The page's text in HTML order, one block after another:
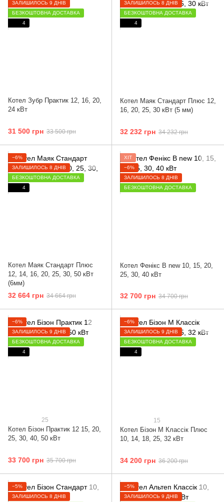
ЗАЛИШИЛОСЬ 9 ДНІВ
БЕЗКОШТОВНА ДОСТАВКА
4
Котел Зубр Практик 12, 16, 20,
24 кВт
31 500 грн 33 500 грн
ЗАЛИШИЛОСЬ 8 ДНІВ
БЕЗКОШТОВНА ДОСТАВКА
4
Котел Маяк Стандарт Плюс 12,
16, 20, 25, 30 кВт (5 мм)
32 232 грн 34 232 грн
−6%
ЗАЛИШИЛОСЬ 8 ДНІВ
БЕЗКОШТОВНА ДОСТАВКА
4
Котел Маяк Стандарт Плюс
12, 14, 16, 20, 25, 30, 50 кВт
(6мм)
32 664 грн 34 664 грн
ХІТ
−6%
ЗАЛИШИЛОСЬ 8 ДНІВ
БЕЗКОШТОВНА ДОСТАВКА
Котел Фенікс B new 10, 15, 20,
25, 30, 40 кВт
32 700 грн 34 700 грн
−6%
ЗАЛИШИЛОСЬ 9 ДНІВ
БЕЗКОШТОВНА ДОСТАВКА
4
25
Котел Бізон Практик 12 15, 20,
25, 30, 40, 50 кВт
33 700 грн 35 700 грн
−6%
ЗАЛИШИЛОСЬ 9 ДНІВ
БЕЗКОШТОВНА ДОСТАВКА
4
15
Котел Бізон М Классік Плюс
10, 14, 18, 25, 32 кВт
34 200 грн 36 200 грн
−5%
ЗАЛИШИЛОСЬ 8 ДНІВ
−5%
ЗАЛИШИЛОСЬ 9 ДНІВ